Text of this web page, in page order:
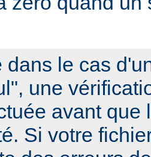
dans le cas
une
avant que
Si votre